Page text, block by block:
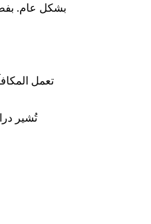
تعمل
تُشير